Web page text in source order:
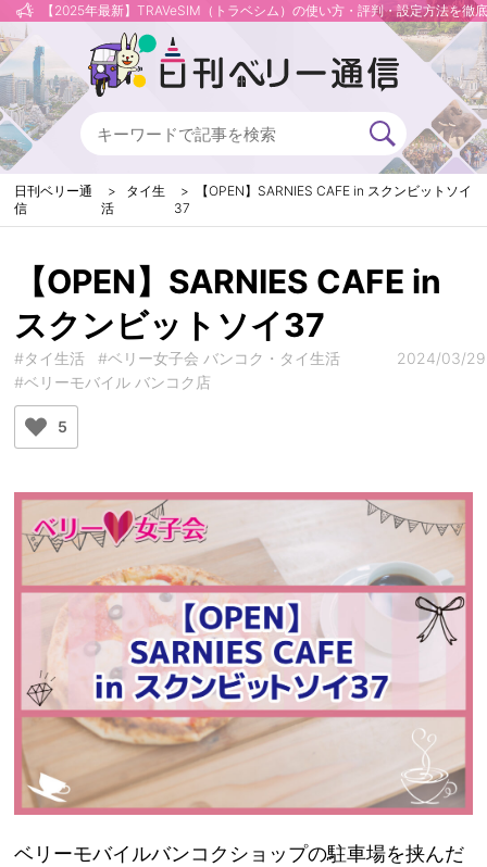
【2025年最新】TRAVeSIM（トラベシム）の使い方・評判・設定方法を徹
日刊ベリー通
信
タイ生
活
【OPEN】SARNIES CAFE in スクンビットソイ
37
【OPEN】SARNIES CAFE in
スクンビットソイ37
#タイ生活
#ベリー女子会 バンコク・タイ生活
#ベリーモバイル バンコク店
2024/03/29
5
ベリーモバイルバンコクショップの駐車場を挟んだ